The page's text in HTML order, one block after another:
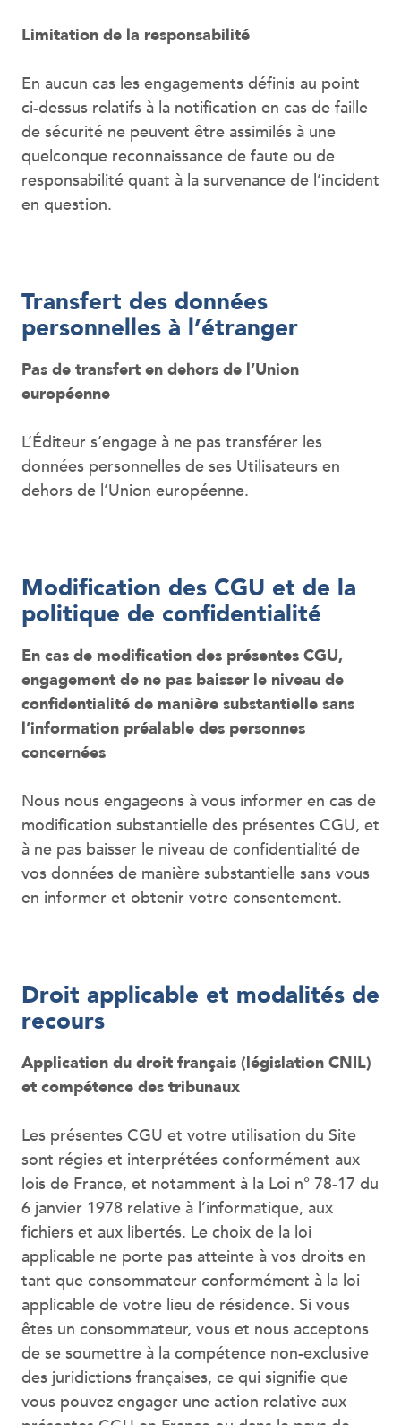
Limitation de la responsabilité
En aucun cas les engagements définis au point
ci-dessus relatifs à la notification en cas de faille
de sécurité ne peuvent être assimilés à une
quelconque reconnaissance de faute ou de
responsabilité quant à la survenance de l’incident
en question.
Transfert des données
personnelles à l’étranger
Pas de transfert en dehors de l’Union
européenne
L’Éditeur s’engage à ne pas transférer les
données personnelles de ses Utilisateurs en
dehors de l’Union européenne.
Modification des CGU et de la
politique de confidentialité
En cas de modification des présentes CGU,
engagement de ne pas baisser le niveau de
confidentialité de manière substantielle sans
l’information préalable des personnes
concernées
Nous nous engageons à vous informer en cas de
modification substantielle des présentes CGU, et
à ne pas baisser le niveau de confidentialité de
vos données de manière substantielle sans vous
en informer et obtenir votre consentement.
Droit applicable et modalités de
recours
Application du droit français (législation CNIL)
et compétence des tribunaux
Les présentes CGU et votre utilisation du Site
sont régies et interprétées conformément aux
lois de France, et notamment à la Loi n° 78-17 du
6 janvier 1978 relative à l’informatique, aux
fichiers et aux libertés. Le choix de la loi
applicable ne porte pas atteinte à vos droits en
tant que consommateur conformément à la loi
applicable de votre lieu de résidence. Si vous
êtes un consommateur, vous et nous acceptons
de se soumettre à la compétence non-exclusive
des juridictions françaises, ce qui signifie que
vous pouvez engager une action relative aux